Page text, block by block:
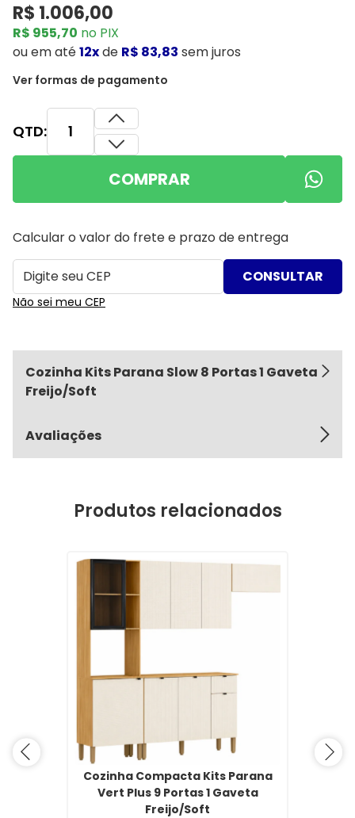
R$ 1.006,00
R$ 955,70 no PIX
ouem até12xde R$ 83,83 sem juros
Ver formas de pagamento
QTD:
COMPRAR
Calcular o valor do frete e prazo de entrega
Não sei meu CEP
Cozinha Kits Parana Slow 8 Portas 1 Gaveta
Freijo/Soft
Avaliações
Produtos relacionados
Cozinha Compacta Kits Parana
Vert Plus 9 Portas 1 Gaveta
Freijo/Soft